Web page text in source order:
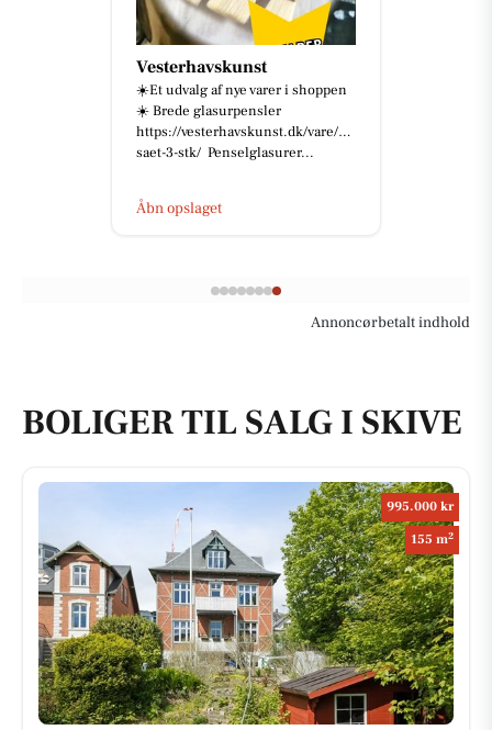
Vesterhavskunst
☀️Et udvalg af nye varer i shoppen
☀️ Brede glasurpensler
https://vesterhavskunst.dk/vare/pensel-
saet-3-stk/ Penselglasurer...
Åbn opslaget
Annoncørbetalt indhold
BOLIGER TIL SALG I SKIVE
995.000 kr
155 m2